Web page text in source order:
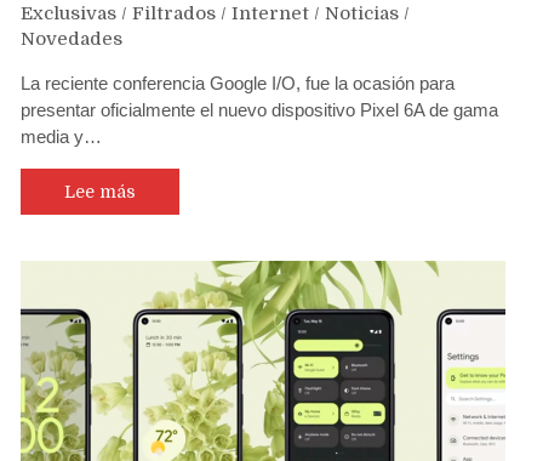
Exclusivas / Filtrados / Internet / Noticias /
Novedades
La reciente conferencia Google I/O, fue la ocasión para
presentar oficialmente el nuevo dispositivo Pixel 6A de gama
media y…
Lee más